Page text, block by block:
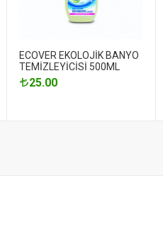
ECOVER EKOLOJİK BANYO
TEMİZLEYİCİSİ 500ML
25.00